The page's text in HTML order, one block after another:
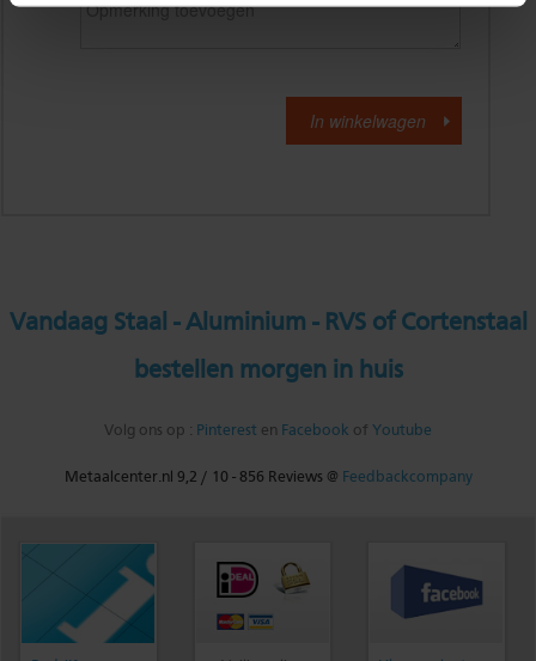
Vandaag Staal - Aluminium - RVS of Cortenstaal
bestellen morgen in huis
Volg ons op : Pinterest en Facebook of Youtube
Metaalcenter.nl 9,2 / 10 -856 Reviews @ Feedbackcompany